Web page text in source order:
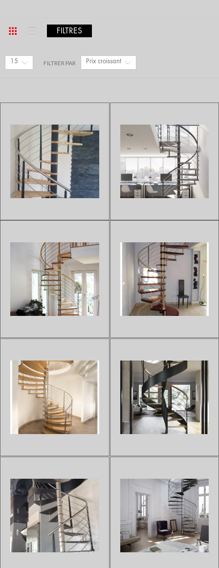
FILTRES
15 FILTRER PAR Prix croissant
ESCALIER HÉLICOÏDAL BOIS
MÉTAL FLO 170
Cet escalier en colimaçon de la
gamme FLO 170 donnera à
votre intérieur un design simple
et léger d'une haute qualité.Les
Sur devis
ESCALIER HÉLICOÏDAL BOIS
MÉTAL CAMPANULA
Cet escalier en colimaçon
CAMPANULA composé de
marches en hêtre et de poteaux
en métal thermolaqué reflètera
Sur devis
ESCALIER EN COLIMAÇON
BOIS INOX NINFEA
L'escalier en colimaçon NINFEA
est réalisé en unissant la beauté
du bois et de l'acier.L'alliage de
ces marches en bois d'hêtre
combinaison p...
Sur devis
ESCALIER COLIMAÇON
BOIS ET INOX ELLIPSE
L'escalier en colimaçon ELLIPSE
est conçu sur un axe central en
acier inoxydable avec des
marches en hêtre massif
chaleureuse. L'escalier
Sur devis
ESCALIER HÉLICOÏDAL À
MARCHES GALBÉES HELICE
Avec sa rampe de 5 ou 8 lisses
en acier inox, l'escalier en
colimaçon HELICE offre
l'élégance d'un modèle
Sur devis
ESCALIER À LIMON
DÉBILLARDÉ ORTENSIA C
L'escalier ORTENSIA C est notre
modèle hélicoïdal haut de
gamme le plus tendance et le
plus design, il ajoute une touche
Sur devis